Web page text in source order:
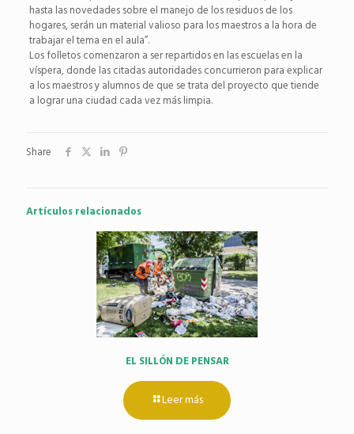
hasta las novedades sobre el manejo de los residuos de los
hogares, serán un material valioso para los maestros a la hora de
trabajar el tema en el aula”.
Los folletos comenzaron a ser repartidos en las escuelas en la
víspera, donde las citadas autoridades concurrieron para explicar
a los maestros y alumnos de que se trata del proyecto que tiende
a lograr una ciudad cada vez más limpia.
Share
Artículos relacionados
EL SILLÓN DE PENSAR
Leer más